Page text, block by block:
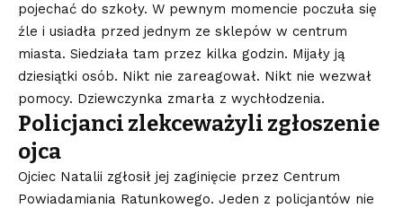
pojechać do szkoły. W pewnym momencie poczuła się
źle i usiadła przed jednym ze sklepów w centrum
miasta. Siedziała tam przez kilka godzin. Mijały ją
dziesiątki osób. Nikt nie zareagował. Nikt nie wezwał
pomocy. Dziewczynka zmarła z wychłodzenia.
Policjanci zlekceważyli zgłoszenie
ojca
Ojciec Natalii zgłosił jej zaginięcie przez Centrum
Powiadamiania Ratunkowego. Jeden z policjantów nie